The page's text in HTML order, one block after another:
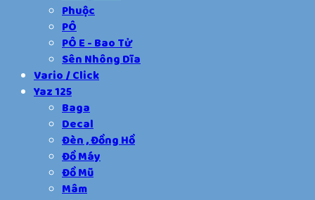
Phuộc
PÔ
PÔ E - Bao Tử
Sên Nhông Dĩa
Vario / Click
Yaz 125
Baga
Decal
Đèn , Đồng Hồ
Đồ Máy
Đồ Mũ
Mâm